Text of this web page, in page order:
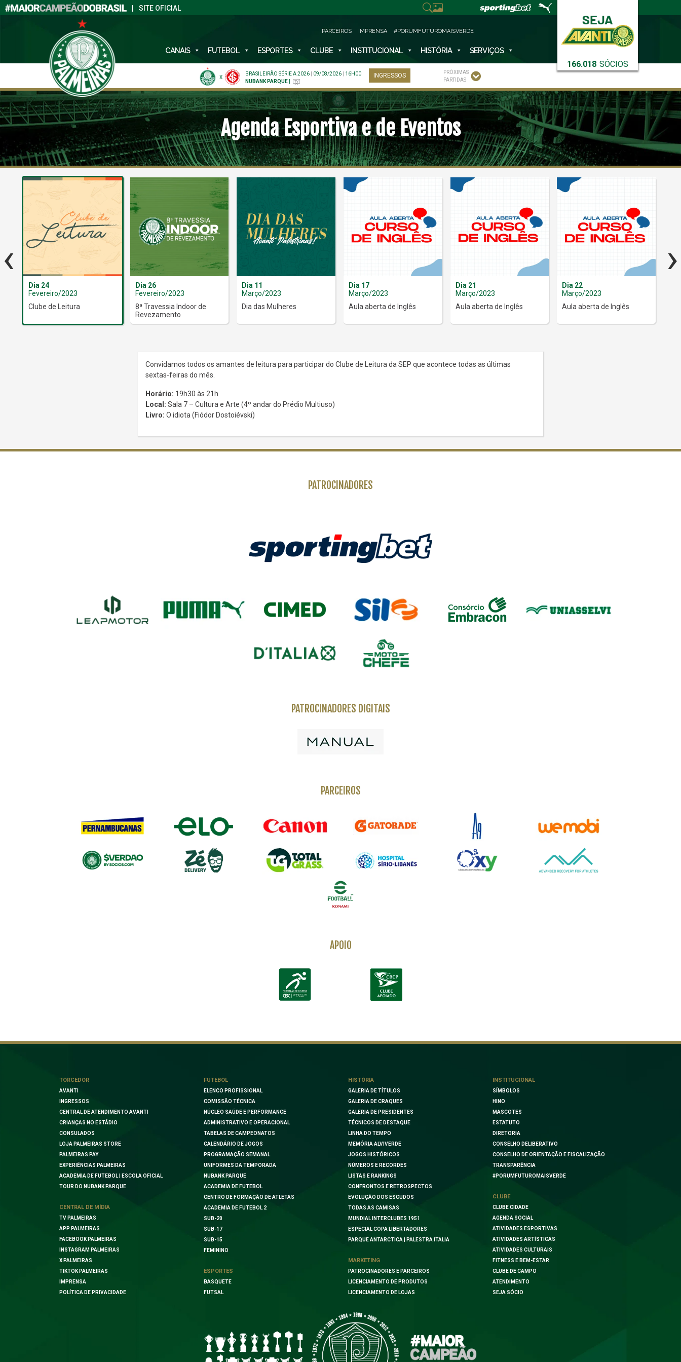
SITE OFICIAL
166.018 SÓCIOS
PARCEIROS IMPRENSA #PORUMFUTUROMAISVERDE
CANAIS FUTEBOL ESPORTES CLUBE INSTITUCIONAL HISTÓRIA SERVIÇOS
X
BRASILEIRÃO SÉRIE A 2026 09/08/2026
16H00
NUBANK PARQUE
INGRESSOS
PRÓXIMAS
PARTIDAS
Agenda Esportiva e de Eventos
Dia 24
Fevereiro/2023
Clube de Leitura
Dia 26
Fevereiro/2023
8ª Travessia Indoor de
Revezamento
Dia 11
Março/2023
Dia das Mulheres
Dia 17
Março/2023
Aula aberta de Inglês
Dia 21
Março/2023
Aula aberta de Inglês
Dia 22
Março/2023
Aula aberta de Inglês
‹ ›
Convidamos todos os amantes de leitura para participar do Clube de Leitura da SEP que acontece todas as últimas
sextas-feiras do mês.
Horário: 19h30 às 21h
Local: Sala 7 – Cultura e Arte (4º andar do Prédio Multiuso)
Livro: O idiota (Fiódor Dostoiévski)
PATROCINADORES
PATROCINADORES DIGITAIS
PARCEIROS
APOIO
TORCEDOR
AVANTI
INGRESSOS
CENTRAL DE ATENDIMENTO AVANTI
CRIANÇAS NO ESTÁDIO
CONSULADOS
LOJA PALMEIRAS STORE
PALMEIRAS PAY
EXPERIÊNCIAS PALMEIRAS
ACADEMIA DE FUTEBOL | ESCOLA OFICIAL
TOUR DO NUBANK PARQUE
CENTRAL DE MÍDIA
TV PALMEIRAS
APP PALMEIRAS
FACEBOOK PALMEIRAS
INSTAGRAM PALMEIRAS
X PALMEIRAS
TIKTOK PALMEIRAS
IMPRENSA
POLÍTICA DE PRIVACIDADE
FUTEBOL
ELENCO PROFISSIONAL
COMISSÃO TÉCNICA
NÚCLEO SAÚDE E PERFORMANCE
ADMINISTRATIVO E OPERACIONAL
TABELAS DE CAMPEONATOS
CALENDÁRIO DE JOGOS
PROGRAMAÇÃO SEMANAL
UNIFORMES DA TEMPORADA
NUBANK PARQUE
ACADEMIA DE FUTEBOL
CENTRO DE FORMAÇÃO DE ATLETAS
ACADEMIA DE FUTEBOL 2
SUB-20
SUB-17
SUB-15
FEMININO
ESPORTES
BASQUETE
FUTSAL
HISTÓRIA
GALERIA DE TÍTULOS
GALERIA DE CRAQUES
GALERIA DE PRESIDENTES
TÉCNICOS DE DESTAQUE
LINHA DO TEMPO
MEMÓRIA ALVIVERDE
JOGOS HISTÓRICOS
NÚMEROS E RECORDES
LISTAS E RANKINGS
CONFRONTOS E RETROSPECTOS
EVOLUÇÃO DOS ESCUDOS
TODAS AS CAMISAS
MUNDIAL INTERCLUBES 1951
ESPECIAL COPA LIBERTADORES
PARQUE ANTARCTICA | PALESTRA ITALIA
MARKETING
PATROCINADORES E PARCEIROS
LICENCIAMENTO DE PRODUTOS
LICENCIAMENTO DE LOJAS
INSTITUCIONAL
SÍMBOLOS
HINO
MASCOTES
ESTATUTO
DIRETORIA
CONSELHO DELIBERATIVO
CONSELHO DE ORIENTAÇÃO E FISCALIZAÇÃO
TRANSPARÊNCIA
#PORUMFUTUROMAISVERDE
CLUBE
CLUBE CIDADE
AGENDA SOCIAL
ATIVIDADES ESPORTIVAS
ATIVIDADES ARTÍSTICAS
ATIVIDADES CULTURAIS
FITNESS E BEM-ESTAR
CLUBE DE CAMPO
ATENDIMENTO
SEJA SÓCIO